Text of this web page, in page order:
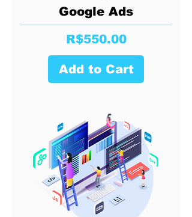
Google Ads
Price
R$550.00
Add to Cart